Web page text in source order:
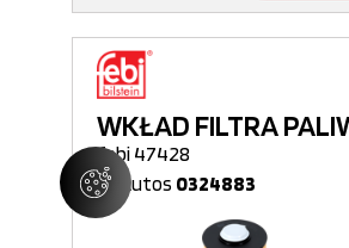
WKŁAD FILTRA
febi 47428
Nr Autos 0324883